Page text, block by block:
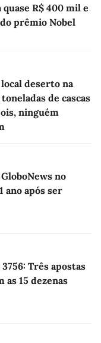
R$ 400 mil e
prêmio Nobel
deserto na
de cascas
ninguém
no
ano após ser
Três apostas
as 15 dezenas